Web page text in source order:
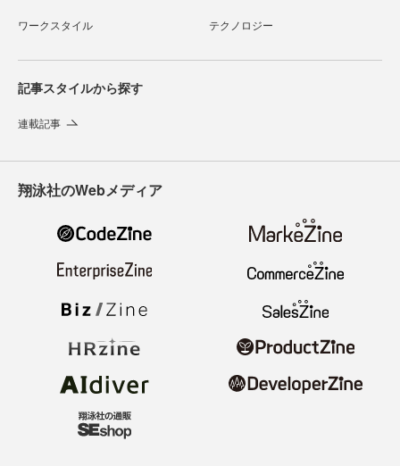
ワークスタイル テクノロジー
記事スタイルから探す
連載記事
翔泳社のWebメディア